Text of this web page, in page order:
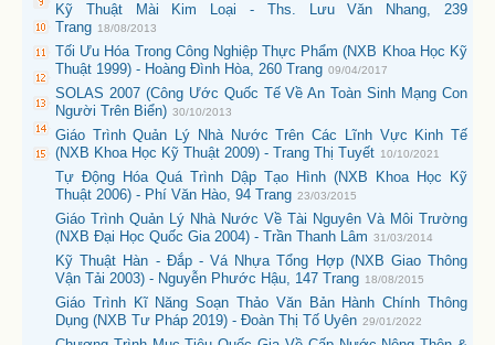
Kỹ Thuật Mài Kim Loại - Ths. Lưu Văn Nhang, 239
Trang 18/08/2013
Tối Ưu Hóa Trong Công Nghiệp Thực Phẩm (NXB Khoa Học Kỹ
Thuật 1999) - Hoàng Đình Hòa, 260 Trang 09/04/2017
SOLAS 2007 (Công Ước Quốc Tế Về An Toàn Sinh Mạng Con
Người Trên Biển) 30/10/2013
Giáo Trình Quản Lý Nhà Nước Trên Các Lĩnh Vực Kinh Tế
(NXB Khoa Học Kỹ Thuật 2009) - Trang Thị Tuyết 10/10/2021
Tự Động Hóa Quá Trình Dập Tạo Hình (NXB Khoa Học Kỹ
Thuật 2006) - Phí Văn Hào, 94 Trang 23/03/2015
Giáo Trình Quản Lý Nhà Nước Về Tài Nguyên Và Môi Trường
(NXB Đại Học Quốc Gia 2004) - Trần Thanh Lâm 31/03/2014
Kỹ Thuật Hàn - Đắp - Vá Nhựa Tổng Hợp (NXB Giao Thông
Vận Tải 2003) - Nguyễn Phước Hậu, 147 Trang 18/08/2015
Giáo Trình Kĩ Năng Soạn Thảo Văn Bản Hành Chính Thông
Dụng (NXB Tư Pháp 2019) - Đoàn Thị Tố Uyên 29/01/2022